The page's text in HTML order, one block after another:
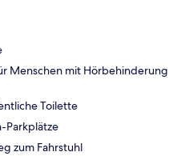
Menschen mit Hörbehinderung
Toilette
Parkplätze
zum Fahrstuhl